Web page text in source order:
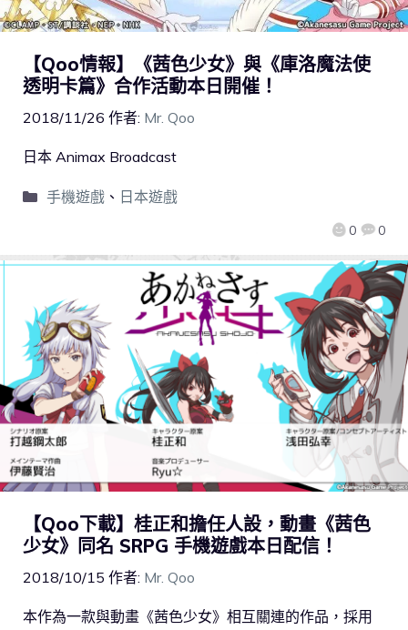
【Qoo情報】《茜色少女》與《庫洛魔法使
透明卡篇》合作活動本日開催！
2018/11/26 作者: Mr. Qoo
0 0
日本 Animax Broadcast
手機遊戲、 日本遊戲
【Qoo下載】桂正和擔任人設，動畫《茜色
少女》同名 SRPG 手機遊戲本日配信！
2018/10/15 作者: Mr. Qoo
本作為一款與動畫《茜色少女》相互關連的作品，採用